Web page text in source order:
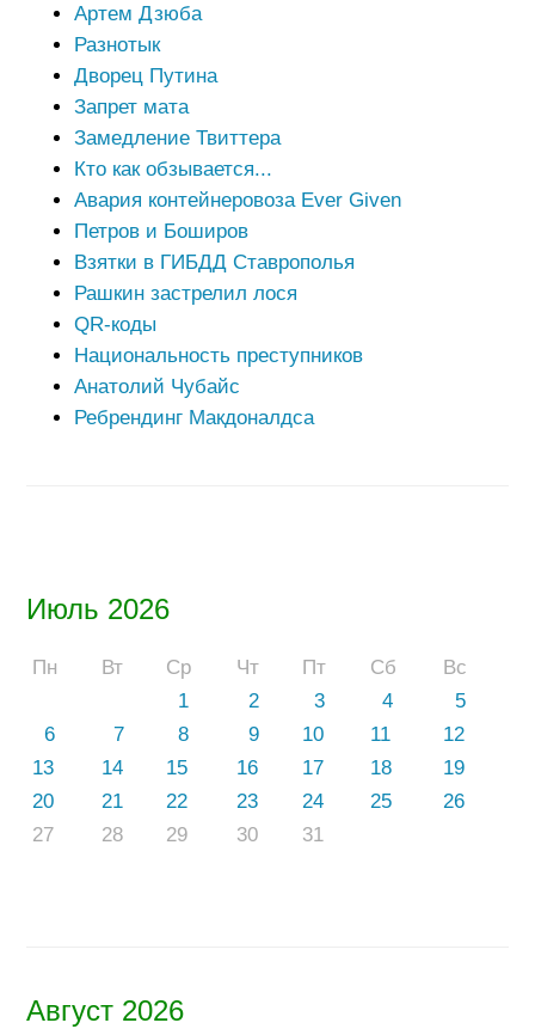
Июль 2026
Пн Вт Ср Чт Пт Сб
Вс
1
2 3 4
5
6
7 8 9 10 11
12
13
14 15 16 17 18
19
20
21 22 23 24 25
26
27
28 29 30 31
Август 2026
Артем Дзюба
Разнотык
Дворец Путина
Запрет мата
Замедление Твиттера
Кто как обзывается...
Авария контейнеровоза Ever Given
Петров и Боширов
Взятки в ГИБДД Ставрополья
Рашкин застрелил лося
QR-коды
Национальность преступников
Анатолий Чубайс
Ребрендинг Макдоналдса